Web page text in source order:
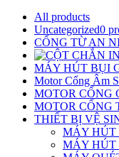
All products
Uncategorized0
CỔNG TỪ AN
MÁY HÚT BỤI
Motor Cổng Âm
MOTOR CỔNG
MOTOR CỔNG
THIẾT BỊ VỆ
MÁY HÚT
MÁY HÚT